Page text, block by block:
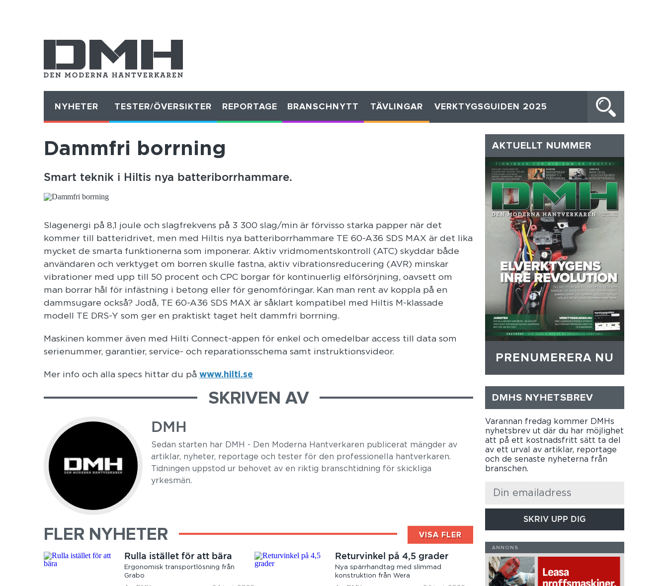
NYHETER TESTER/ÖVERSIKTER REPORTAGE BRANSCHNYTT TÄVLINGAR VERKTYGSGUIDEN 2025
Dammfri borrning
Smart teknik i Hiltis nya batteriborrhammare.
Slagenergi på 8,1 joule och slagfrekvens på 3 300 slag/min är förvisso starka papper när det
kommer till batteridrivet, men med Hiltis nya batteriborrhammare TE 60-A36 SDS MAX är det lika
mycket de smarta funktionerna som imponerar. Aktiv vridmomentskontroll (ATC) skyddar både
användaren och verktyget om borren skulle fastna, aktiv vibrationsreducering (AVR) minskar
vibrationer med upp till 50 procent och CPC borgar för kontinuerlig elförsörjning, oavsett om
man borrar hål för infästning i betong eller för genomföringar. Kan man rent av koppla på en
dammsugare också? Jodå, TE 60-A36 SDS MAX är såklart kompatibel med Hiltis M-klassade
modell TE DRS-Y som ger en praktiskt taget helt dammfri borrning.
Maskinen kommer även med Hilti Connect-appen för enkel och omedelbar access till data som
serienummer, garantier, service- och reparationsschema samt instruktionsvideor.
Mer info och alla specs hittar du på www.hilti.se
SKRIVEN AV
DMH
Sedan starten har DMH - Den Moderna Hantverkaren publicerat mängder av
artiklar, nyheter, reportage och tester för den professionella hantverkaren.
Tidningen uppstod ur behovet av en riktig branschtidning för skickliga
yrkesmän.
FLER NYHETER VISA FLER
Rulla istället för att bära
Ergonomisk transportlösning från
Grabo
Returvinkel på 4,5 grader
Nya spärrhandtag med slimmad
konstruktion från Wera
AKTUELLT NUMMER
PRENUMERERA NU
DMHS NYHETSBREV
Varannan fredag kommer DMHs
nyhetsbrev ut där du har möjlighet
att på ett kostnadsfritt sätt ta del
av ett urval av artiklar, reportage
och de senaste nyheterna från
branschen.
SKRIV UPP DIG